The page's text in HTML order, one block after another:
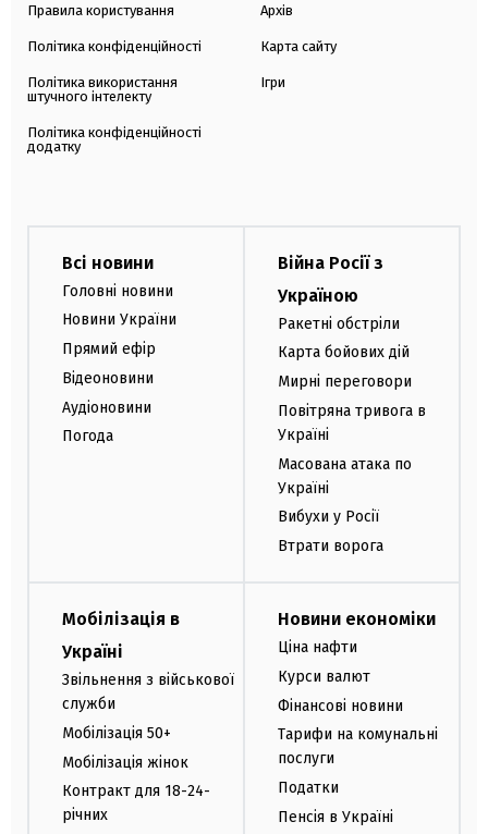
Правила користування
Політика конфіденційності
Політика використання
штучного інтелекту
Політика конфіденційності
додатку
Архів
Карта сайту
Ігри
Всі новини
Головні новини
Новини України
Прямий ефір
Відеоновини
Аудіоновини
Погода
Війна Росії з
Україною
Ракетні обстріли
Карта бойових дій
Мирні переговори
Повітряна тривога в
Україні
Масована атака по
Україні
Вибухи у Росії
Втрати ворога
Мобілізація в
Україні
Звільнення з військової
служби
Мобілізація 50+
Мобілізація жінок
Контракт для 18-24-
річних
Новини економіки
Ціна нафти
Курси валют
Фінансові новини
Тарифи на комунальні
послуги
Податки
Пенсія в Україні